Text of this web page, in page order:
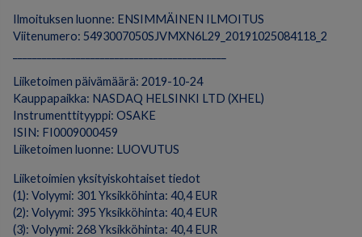
Ilmoituksen luonne: ENSIMMÄINEN ILMOITUS
Viitenumero: 5493007050SJVMXN6L29_20191025084118_2
Liiketoimen päivämäärä: 2019-10-24
Kauppapaikka: NASDAQ HELSINKI LTD (XHEL)
Instrumenttityyppi: OSAKE
ISIN: FI0009000459
Liiketoimen luonne: LUOVUTUS
Liiketoimien yksityiskohtaiset tiedot
(1): Volyymi: 301 Yksikköhinta: 40,4 EUR
(2): Volyymi: 395 Yksikköhinta: 40,4 EUR
(3): Volyymi: 268 Yksikköhinta: 40,4 EUR